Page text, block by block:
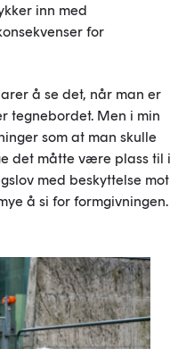
inn med
for
å se det, når man er
tegnebordet. Men i min
som at man skulle
det måtte være plass til i
med beskyttelse mot
å si for formgivningen.